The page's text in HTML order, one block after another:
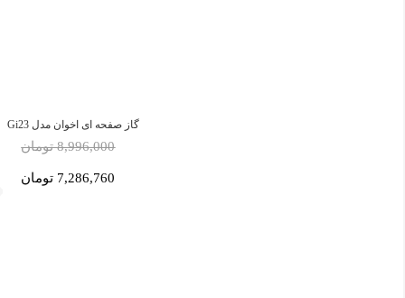
گاز صفحه ای اخوان مدل Gi23
8,996,000 تومان
7,286,760 تومان